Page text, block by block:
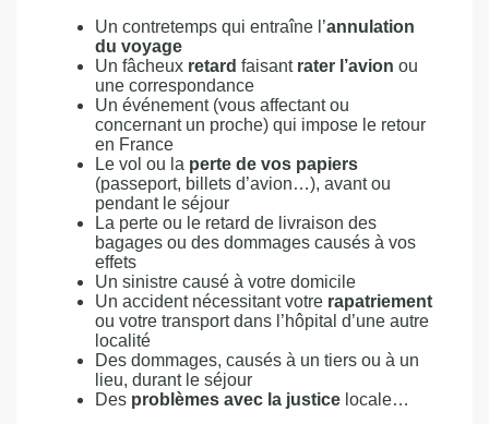
Un contretemps qui entraîne l’annulation
du voyage
Un fâcheux retard faisant rater l’avion ou
une correspondance
Un événement (vous affectant ou
concernant un proche) qui impose le retour
en France
Le vol ou la perte de vos papiers
(passeport, billets d’avion…), avant ou
pendant le séjour
La perte ou le retard de livraison des
bagages ou des dommages causés à vos
effets
Un sinistre causé à votre domicile
Un accident nécessitant votre rapatriement
ou votre transport dans l’hôpital d’une autre
localité
Des dommages, causés à un tiers ou à un
lieu, durant le séjour
Des problèmes avec la justice locale…